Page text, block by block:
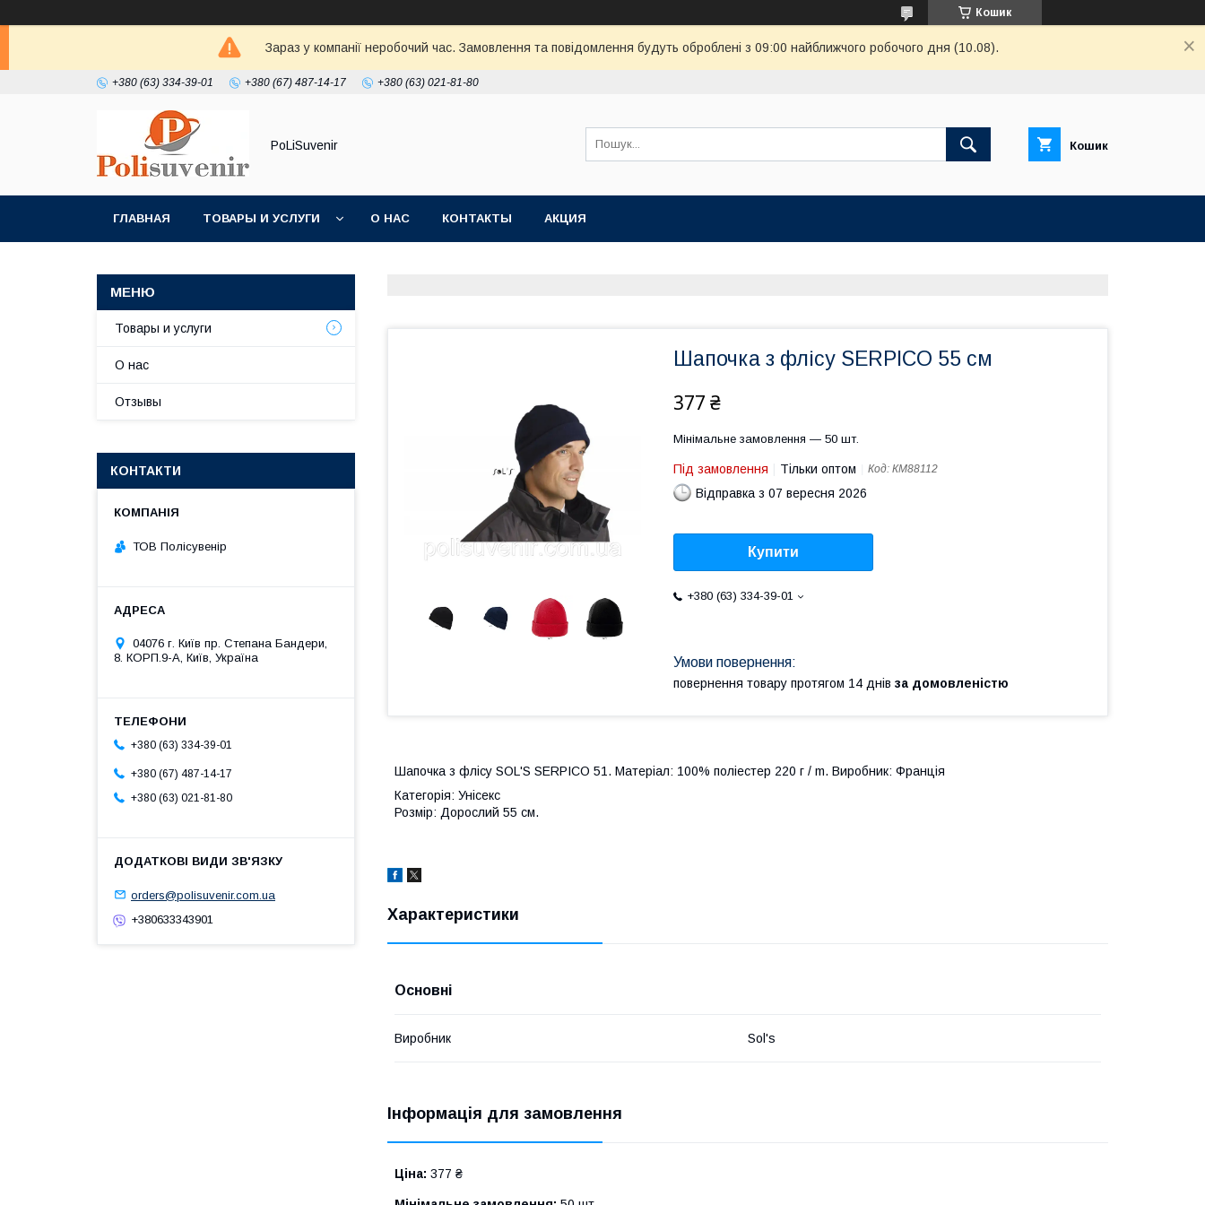
Кошик
Зараз у компанії неробочий час. Замовлення та повідомлення будуть оброблені з 09:00 найближчого робочого дня (10.08).
+380 (63) 334-39-01 +380 (67) 487-14-17 +380 (63) 021-81-80
PoLiSuvenir Кошик
ГЛАВНАЯ ТОВАРЫ И УСЛУГИ О НАС КОНТАКТЫ АКЦИЯ
Шапочка з флісу SERPICO 55 см
377 ₴
Мінімальне замовлення — 50 шт.
Під замовлення Тільки оптом Код: КМ88112
Відправка з 07 вересня 2026
Купити
+380 (63) 334-39-01
повернення товару протягом 14 днів за домовленістю
Шапочка з флісу SOL'S SERPICO 51. Матеріал: 100% поліестер 220 г / m. Виробник: Франція
Категорія: Унісекс
Розмір: Дорослий 55 см.
Характеристики
Основні
Виробник Sol's
Інформація для замовлення
Ціна: 377 ₴
Товары и услуги
О нас
Отзывы
КОНТАКТИ
ТОВ Полісувенір
04076 г. Київ пр. Степана Бандери,
8. КОРП.9-А, Київ, Україна
+380 (63) 334-39-01
+380 (67) 487-14-17
+380 (63) 021-81-80
orders@polisuvenir.com.ua
+380633343901